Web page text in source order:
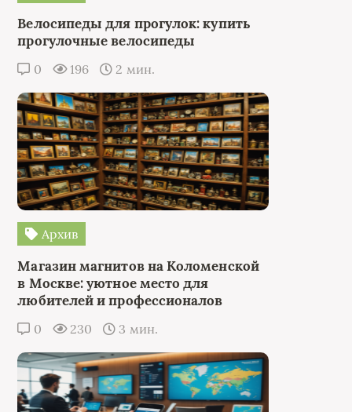
Велосипеды для прогулок: купить
прогулочные велосипеды
0 196 2 мин.
Архив
Магазин магнитов на Коломенской
в Москве: уютное место для
любителей и профессионалов
0 230 3 мин.